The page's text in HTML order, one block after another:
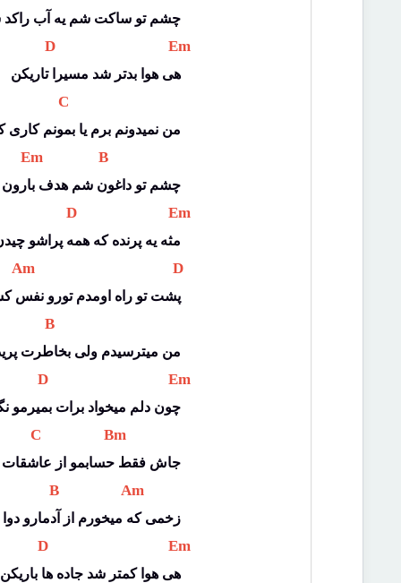
چشم تو ساکت شم یه آب
D Em
هی هوا بدتر شد مسیرا تاریکن
C
من نمیدونم برم یا بمونم کاری
Em B
چشم تو داغون شم هدف
D Em
مثه یه پرنده که همه پراشو
Am D
پشت تو راه اومدم تورو نفس
B
من میترسیدم ولی بخاطرت
D Em
چون دلم میخواد برات بمیرمو
C Bm
جاش فقط حسابمو از عاشقات
B Am
زخمی که میخورم از آدمارو
D Em
هی هوا کمتر شد جاده ها باریکن